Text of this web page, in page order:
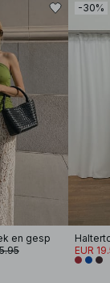
en gesp
-30%
EUR